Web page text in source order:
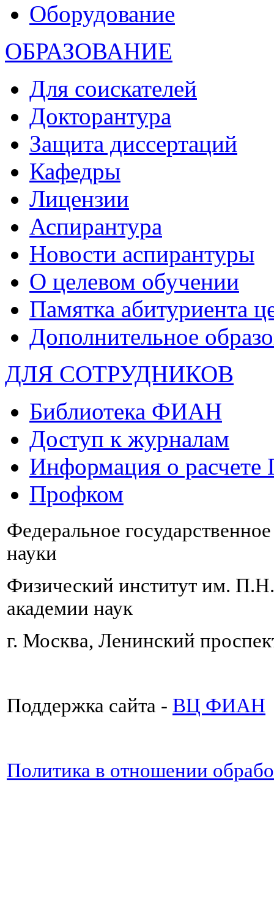
Оборудование
ОБРАЗОВАНИЕ
Для соискателей
Докторантура
Защита диссертаций
Кафедры
Лицензии
Аспирантура
Новости аспирантуры
О целевом обучении
Памятка абитуриента
Дополнительное
ДЛЯ СОТРУДНИКОВ
Библиотека ФИАН
Доступ к журналам
Информация о
Профком
Федеральное
науки
Физический институт им.
академии наук
г. Москва, Ленинский
Поддержка сайта - ВЦ ФИАН
Политика в отношении